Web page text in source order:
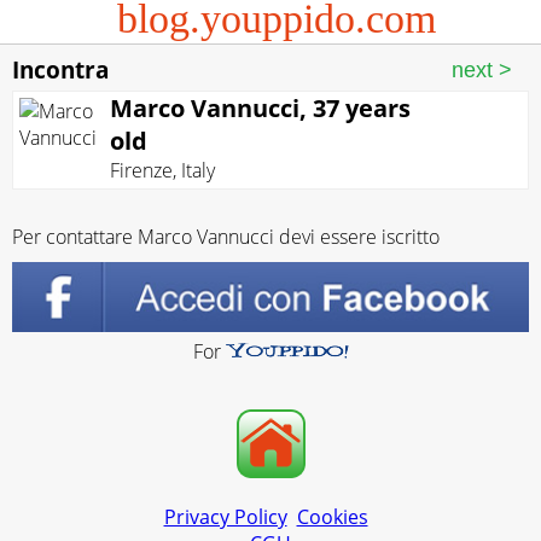
blog.youppido.com
Incontra
Marco Vannucci, 37 years
old
Firenze, Italy
Per contattare Marco Vannucci devi essere iscritto
For
Privacy Policy Cookies